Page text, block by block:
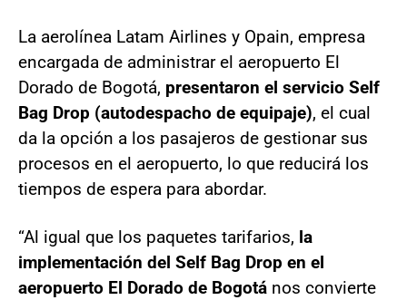
La aerolínea Latam Airlines y Opain, empresa
encargada de administrar el aeropuerto El
Dorado de Bogotá, presentaron el servicio Self
Bag Drop (autodespacho de equipaje), el cual
da la opción a los pasajeros de gestionar sus
procesos en el aeropuerto, lo que reducirá los
tiempos de espera para abordar.
“Al igual que los paquetes tarifarios, la
implementación del Self Bag Drop en el
aeropuerto El Dorado de Bogotá nos convierte